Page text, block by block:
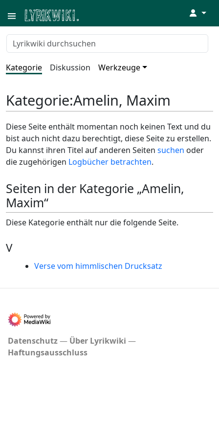
↓
Kategorie Diskussion Werkzeuge
Kategorie:Amelin, Maxim
Diese Seite enthält momentan noch keinen Text und du
bist auch nicht dazu berechtigt, diese Seite zu erstellen.
Du kannst ihren Titel auf anderen Seiten suchen oder
die zugehörigen Logbücher betrachten.
Seiten in der Kategorie „Amelin,
Maxim“
Diese Kategorie enthält nur die folgende Seite.
V
Verse vom himmlischen Drucksatz
Datenschutz
Über Lyrikwiki
Haftungsausschluss